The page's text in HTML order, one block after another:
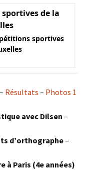
de la
sportives
– Résultats – Photos 1
avec Dilsen –
d’orthographe–
à Paris (4e années)